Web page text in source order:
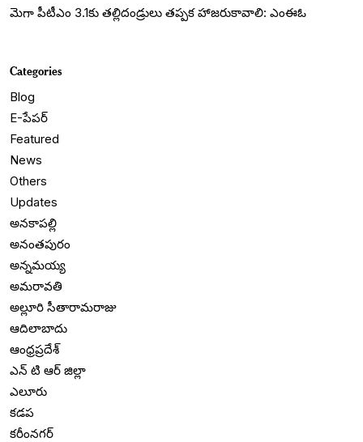
మెగా పీటీఎం 3.1కు తల్లిదండ్రులు తప్పక హాజరుకావాలి: ఎంఈఓ
Categories
Blog
E-పేపర్
Featured
News
Others
Updates
అనకాపల్లి
అనంతపురం
అన్నమయ్య
అమరావతి
అల్లూరి సీతారామరాజు
ఆదిలాబాదు
ఆంధ్రప్రదేశ్
ఎన్ టి ఆర్ జిల్లా
ఎలూరు
కడప
కరీంనగర్